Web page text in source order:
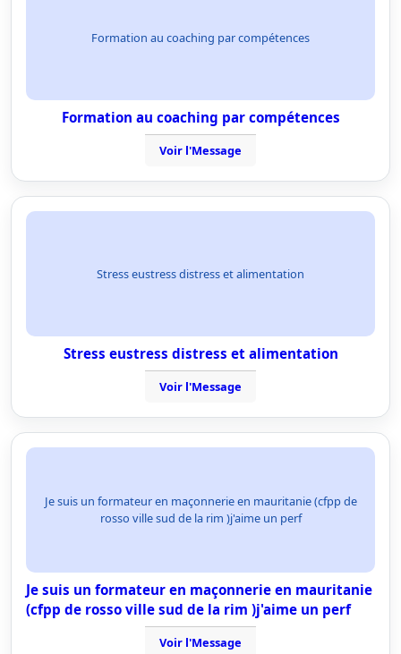
Formation au coaching par compétences
Formation au coaching par compétences
Voir l'Message
Stress eustress distress et alimentation
Stress eustress distress et alimentation
Voir l'Message
Je suis un formateur en maçonnerie en mauritanie (cfpp de
rosso ville sud de la rim )j'aime un perf
Je suis un formateur en maçonnerie en mauritanie
(cfpp de rosso ville sud de la rim )j'aime un perf
Voir l'Message